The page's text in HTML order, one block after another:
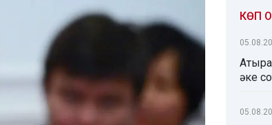
КӨП
әке